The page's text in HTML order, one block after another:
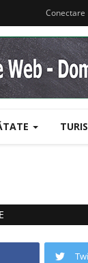
Conectare